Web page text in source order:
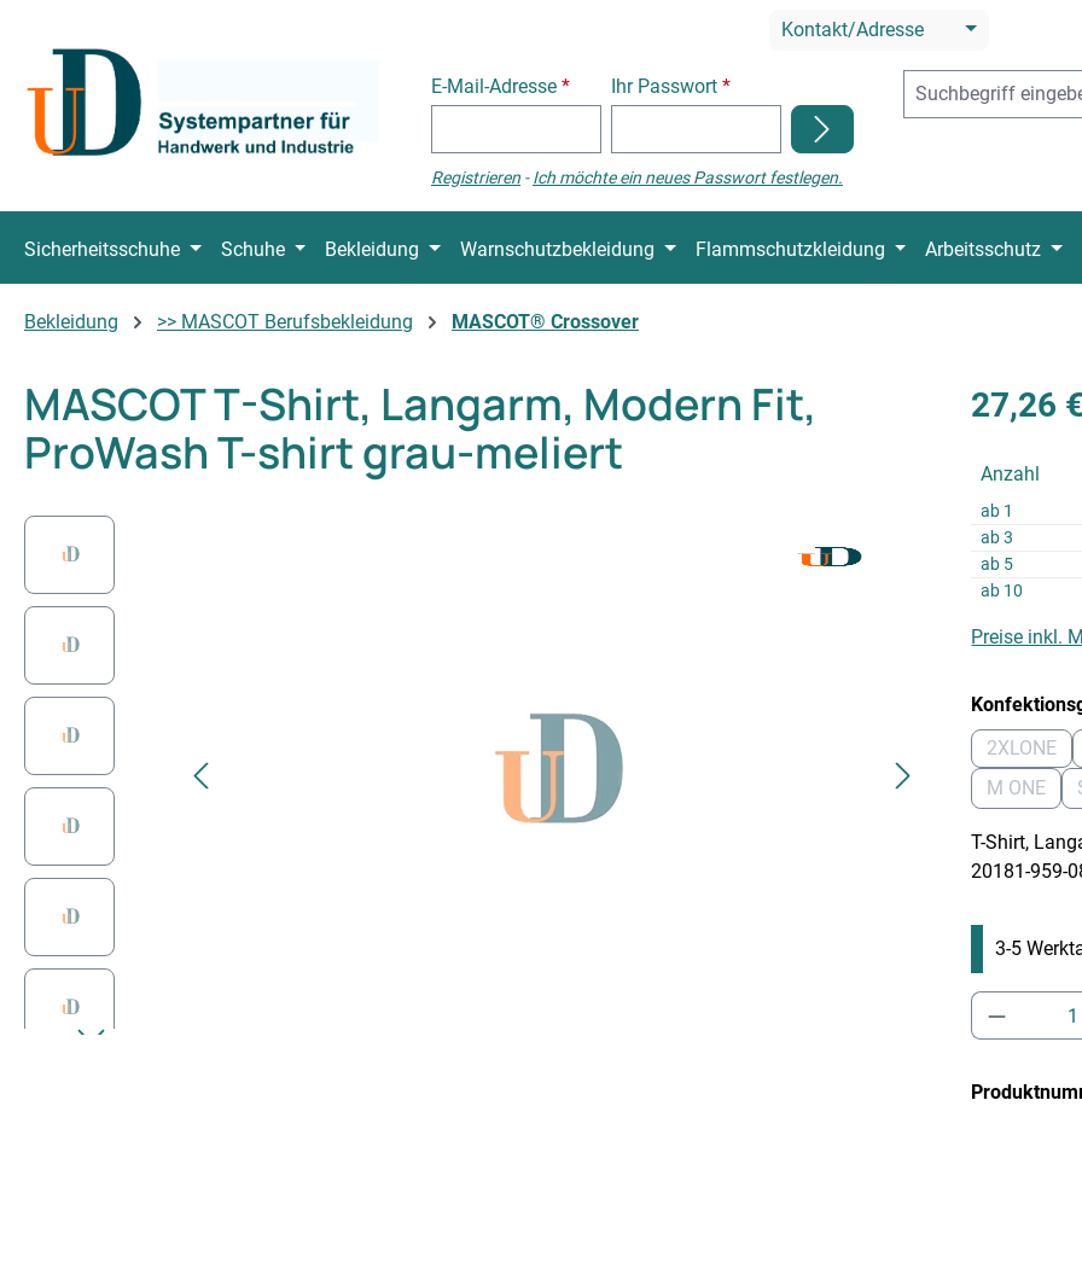
Kontakt/Adresse
E-Mail-Adresse * Ihr Passwort*
Registrieren -Ich möchte ein neues Passwort festlegen.
Sicherheitsschuhe Schuhe Bekleidung Warnschutzbekleidung Flammschutzkleidung Arbeitsschutz
Bekleidung >> MASCOT Berufsbekleidung MASCOT® Crossover
MASCOT T-Shirt, Langarm, Modern Fit,
ProWash T-shirt grau-meliert
27,26
Anzahl
ab 1
ab3
ab 5
ab 10
Preise inkl.
2XLONE
(Diese
M ONE
(Diese
T-Shirt,
20181-959-
3-5